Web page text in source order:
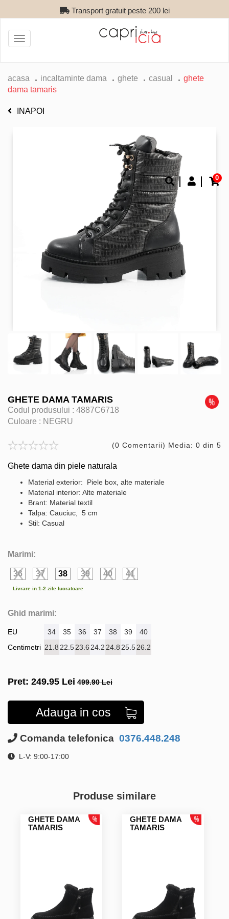
Transport gratuit peste 200 lei
0
Toggle
navigation
acasa incaltaminte dama ghete casual
ghete
dama tamaris
INAPOI
GHETE DAMA TAMARIS
Codul produsului : 4887C6718
Culoare : NEGRU
(0 Comentarii) Media: 0 din 5
Ghete dama din piele naturala
Material exterior: Piele box, alte materiale
Material interior: Alte materiale
Brant: Material textil
Talpa: Cauciuc, 5 cm
Stil: Casual
Marimi:
36 37 38 39 40 41
Livrare in 1-2 zile lucratoare
Ghid marimi:
EU
Centimetri
34 35 36 37 38 39
40
21.8 22.523.6 24.2 24.8 25.526.2
Pret: 249.95 Lei 499.90 Lei
Adauga in cos
Comanda telefonica 0376.448.248
L-V: 9:00-17:00
Produse similare
GHETE DAMA
TAMARIS
GHETE DAMA
TAMARIS